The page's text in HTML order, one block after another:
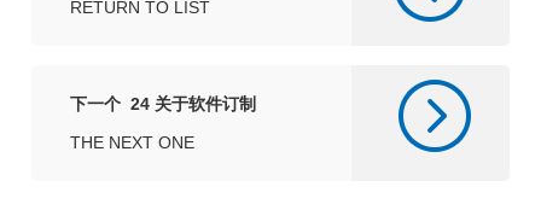
RETURN TO LIST
下一个 24 关于软件订制
THE NEXT ONE